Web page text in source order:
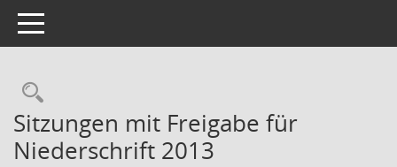
Toggle navigation
Rechercheauswahl
Sitzungen mit Freigabe für
Niederschrift 2013